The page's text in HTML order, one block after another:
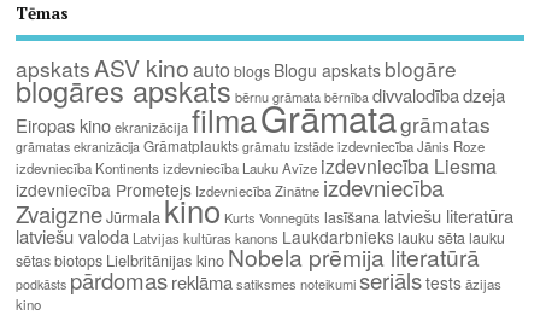
Tēmas
apskats ASV kinoauto blogs Blogu apskats blogāre
blogāres apskats bērnu grāmata bērnība divvalodībadzeja
Eiropas kino ekranizācija filmaGrāmatagrāmatas
grāmatas ekranizācija Grāmatplaukts grāmatu izstāde izdevniecība Jānis Roze
izdevniecība Kontinents izdevniecība Lauku Avīze izdevniecība Liesma
izdevniecība Prometejs Izdevniecība Zinātne izdevniecība
ZvaigzneJūrmala kino Kurts Vonnegūts lasīšana latviešu literatūra
latviešu valoda Latvijas kultūras kanons Laukdarbniekslauku sētalauku
sētas biotops Lielbritānijas kino Nobela prēmija literatūrā
podkāsts pārdomasreklāma satiksmes noteikumi seriālstests āzijas
kino